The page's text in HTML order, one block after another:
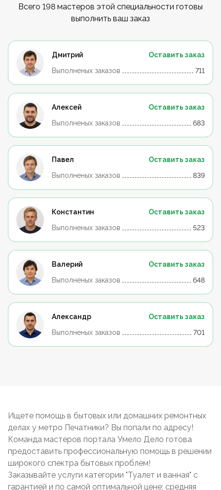
Всего 198 мастеров этой специальности готовы
выполнить ваш заказ
Дмитрий
Оставить заказ
Выполненых заказов
711
Алексей
Оставить заказ
Выполненых заказов
683
Павел
Оставить заказ
Выполненых заказов
839
Константин
Оставить заказ
Выполненых заказов
523
Валерий
Оставить заказ
Выполненых заказов
648
Александр
Оставить заказ
Выполненых заказов
701
Ищете помощь в бытовых или домашних ремонтных
делах у метро Печатники? Вы попали по адресу!
Команда мастеров портала Умело Дело готова
предоставить профессиональную помощь в решении
широкого спектра бытовых проблем!
Заказывайте услуги категории "Туалет и ванная" с
гарантией и по самой оптимальной цене; средняя